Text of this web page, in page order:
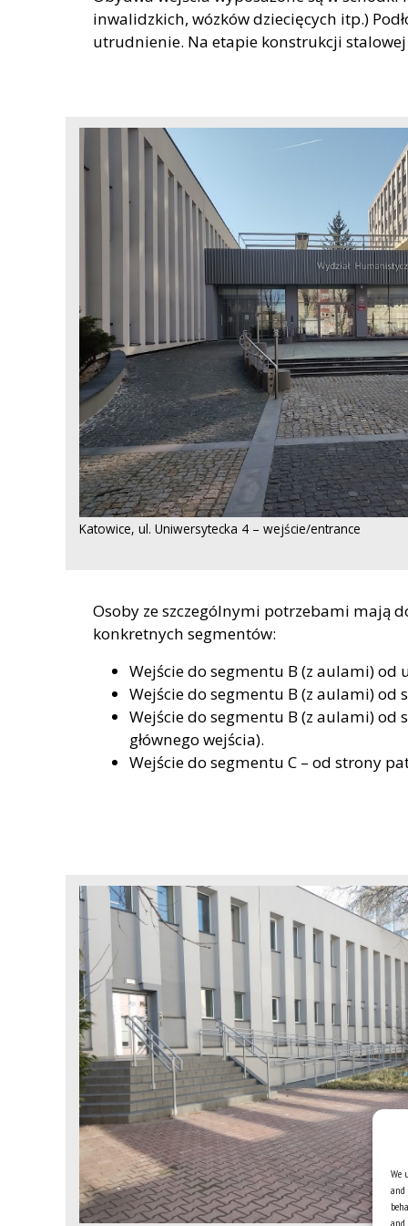
We
and
and
inwalidzkich, wózków dziecięcych itp.)
utrudnienie. Na etapie konstrukcji
Katowice, ul. Uniwersytecka 4 – wejście/entrance
Osoby ze szczególnymi potrzebami mają
konkretnych segmentów:
Wejście do segmentu B (z aulami) od
Wejście do segmentu B (z aulami) od
Wejście do segmentu B (z aulami)
głównego wejścia).
Wejście do segmentu C – od strony